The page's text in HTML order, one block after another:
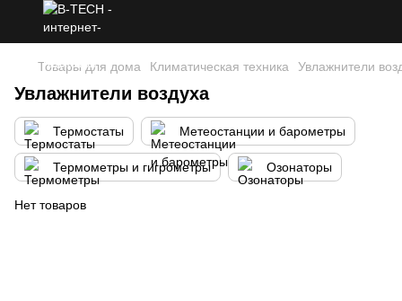
Товары для дома Климатическая техника Увлажнители
Увлажнители воздуха
Термостаты Метеостанции и барометры
Термометры и гигрометры Озонаторы
Нет товаров